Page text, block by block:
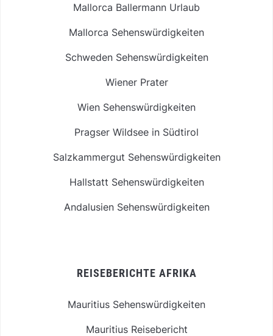
Mallorca Ballermann Urlaub
Mallorca Sehenswürdigkeiten
Schweden Sehenswürdigkeiten
Wiener Prater
Wien Sehenswürdigkeiten
Pragser Wildsee in Südtirol
Salzkammergut Sehenswürdigkeiten
Hallstatt Sehenswürdigkeiten
Andalusien Sehenswürdigkeiten
REISEBERICHTE AFRIKA
Mauritius Sehenswürdigkeiten
Mauritius Reisebericht